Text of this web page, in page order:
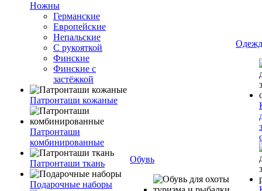
Ножны
Германские
Европейские
Непальские
С рукояткой
Финские
Финские с
застёжкой
Патронташи кожаные
Патронташи
комбинированные
Патронташи ткань
Подарочные наборы
Обувь